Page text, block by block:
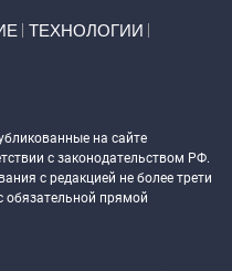
ТЕХНОЛОГИИ
на сайте
с законодательством РФ.
с редакцией не более трети
обязательной прямой